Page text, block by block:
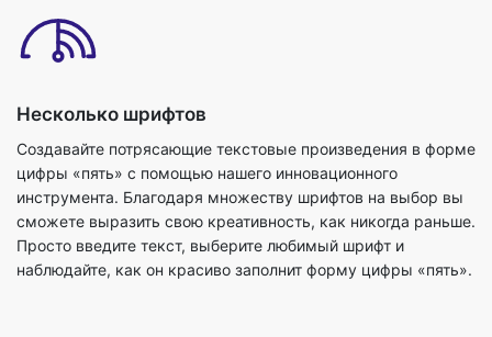
Несколько шрифтов
Создавайте потрясающие текстовые произведения в форме
цифры «пять» с помощью нашего инновационного
инструмента. Благодаря множеству шрифтов на выбор вы
сможете выразить свою креативность, как никогда раньше.
Просто введите текст, выберите любимый шрифт и
наблюдайте, как он красиво заполнит форму цифры «пять».